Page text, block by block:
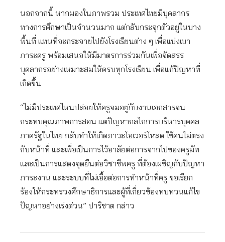
นอกจากนี้ หากมองในภาพรวม ประเทศไทยมีบุคลากร
ทางการศึกษาเป็นจำนวนมาก แต่กลับกระจุกตัวอยู่ในบาง
พื้นที่ แทนที่จะกระจายไปยังโรงเรียนต่าง ๆ เพื่อแบ่งเบา
ภาระครู พร้อมเสนอให้มีมาตรการร่วมกันเพื่อจัดสรร
บุคลากรอย่างเหมาะสมให้ครบทุกโรงเรียน เพื่อแก้ปัญหาที่
เกิดขึ้น
“ไม่มีประเทศไหนปล่อยให้ครูจมอยู่กับงานเอกสารจน
กระทบคุณภาพการสอน แต่ปัญหากลไกการบริหารบุคคล
ภาครัฐในไทย กลับทำให้เกิดภาวะโอเวอร์โหลด ใช้คนไม่ตรง
กับหน้าที่ และเพื่อเป็นการไว้อาลัยต่อการจากไปของครูมัท
และเป็นการแสดงจุดยืนต่อวิชาชีพครู ที่ต้องเผชิญกับปัญหา
ภาระงาน และระบบที่ไม่เอื้อต่อการทำหน้าที่ครู ขอเรียก
ร้องให้กระทรวงศึกษาธิการและผู้ที่เกี่ยวข้องทบทวนแก้ไข
ปัญหาอย่างเร่งด่วน” ปาริชาต กล่าว